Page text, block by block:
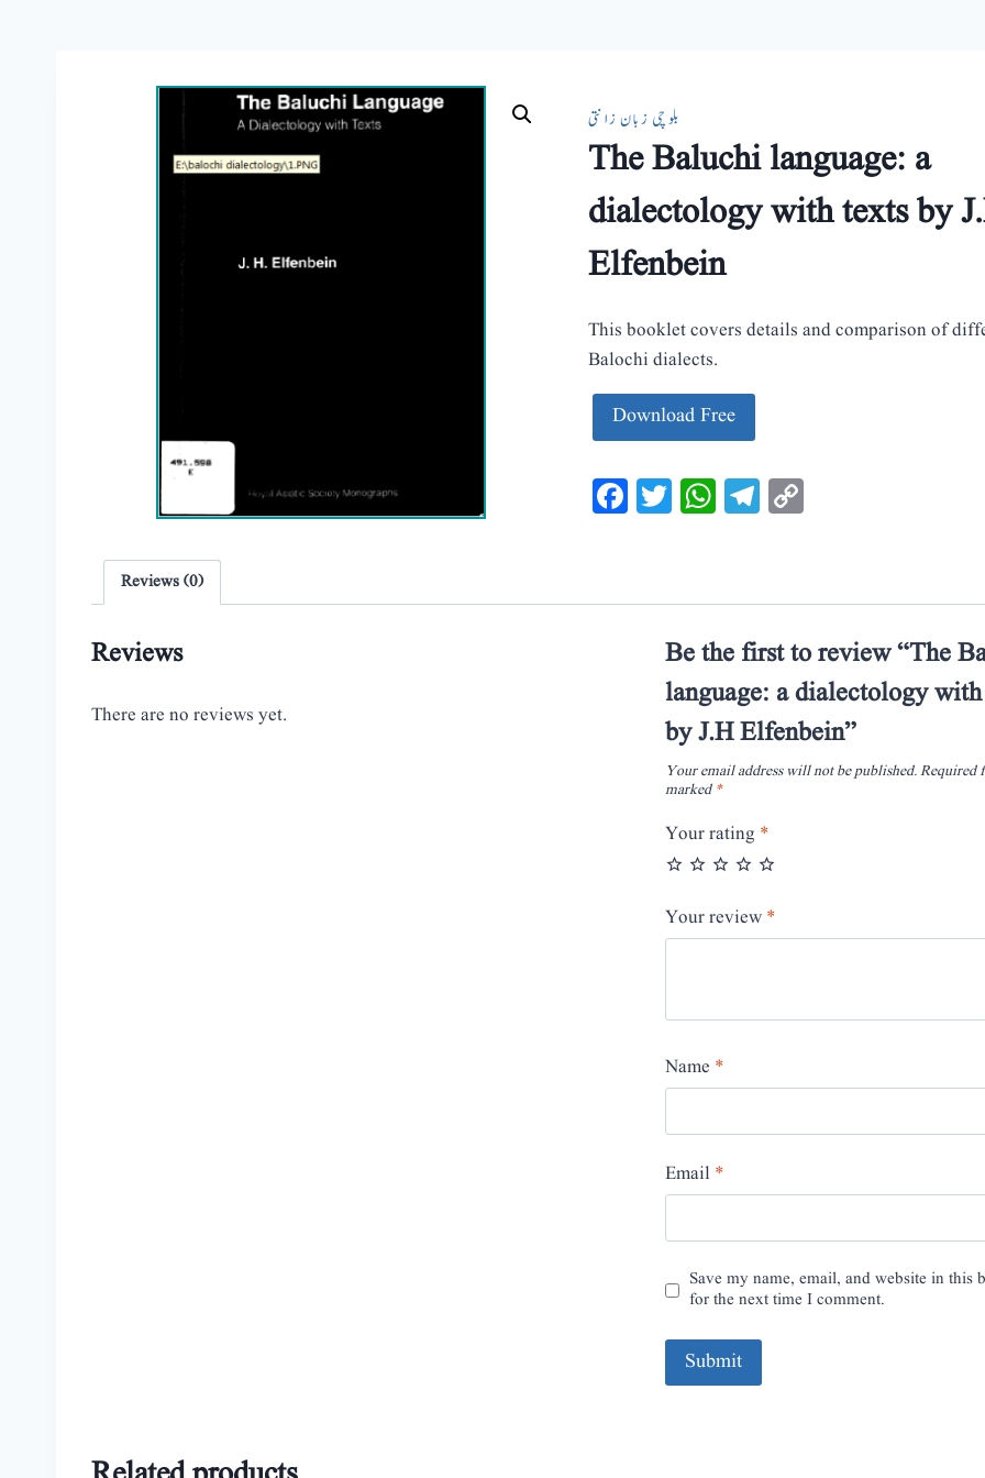
بلوچی زبان زانتی
The Baluchi language: a
dialectology with texts by
Elfenbein
This booklet covers details and comparison of
Balochi dialects.
Download Free
Facebook
Twitter
WhatsApp
Telegram
Reviews (0)
Reviews
There are no reviews yet.
Be the first to review “The
language: a dialectology
by J.H Elfenbein”
Your email address will not be published.Required
marked *
Your rating *
Your review *
Name *
Email *
Save my name, email, and website in this
for the next time I comment.